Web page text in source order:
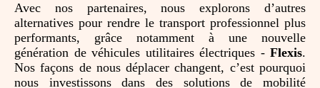
Avec nos partenaires, nous explorons d’autres
alternatives pour rendre le transport professionnel plus
performants, grâce notamment à une nouvelle
génération de véhicules utilitaires électriques - Flexis.
Nos façons de nous déplacer changent, c’est pourquoi
nous investissons dans des solutions de mobilité